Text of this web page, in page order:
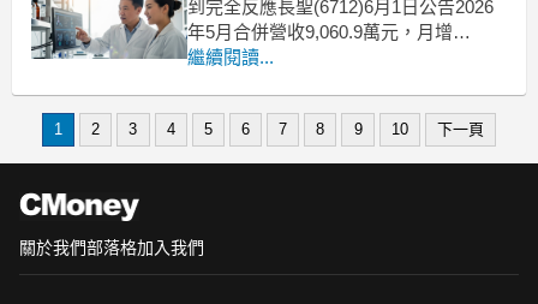
到完全反應長聖(6712)6月1日公告2026
年5月合併營收9,060.9萬元，月增
6.3%、年增25.05%。公司指出CDMO業
續深化再生醫療與細胞治療領域布局。
繼續閱讀...
1 2 3 4 5 6 7 8 9 10 下一頁
關於我們部落格加入我們